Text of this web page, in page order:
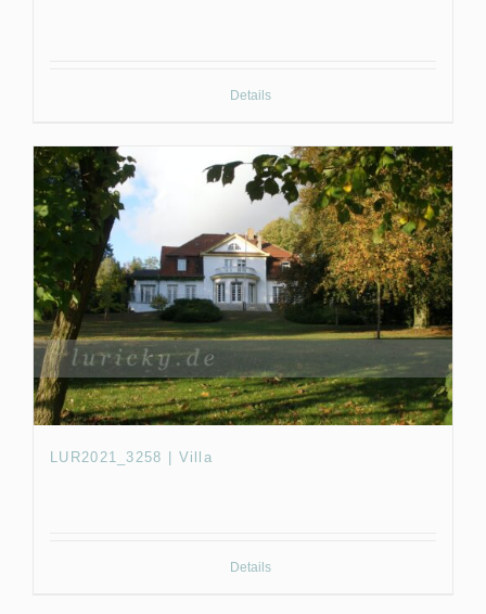
Details
LUR2021_3258 | Villa
Details